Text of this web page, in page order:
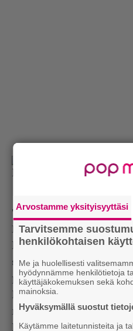
7,6/10
Entä sitten se kaikkien
levy, tämän vuoden
som nu för alltid? Kent
parhaimmillaan silloin,
kuin bändi olisi tehnyt
nyt, kun se on oikeasti
lopullisesti laukkuun,
Arvostamme yksityisyyttäsi
Tarvitsemme
henkilökohtaisen
Me ja huolellisesti
hyödynnämme henkilötietoja
käyttäjäkokemuksen sekä
mainoksia.
Hyväksymällä suostut
Käytämme laitetunnisteita ja